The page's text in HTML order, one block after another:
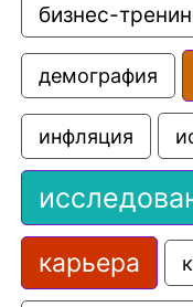
бизнес-
демография
инфляция
карьера